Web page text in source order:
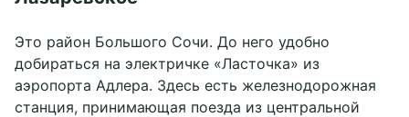
Это район Большого Сочи. До него удобно
добираться на электричке «Ласточка» из
аэропорта Адлера. Здесь есть железнодорожная
станция, принимающая поезда из центральной